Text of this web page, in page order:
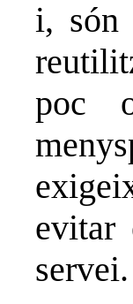
i, són
poc
evitar
servei.